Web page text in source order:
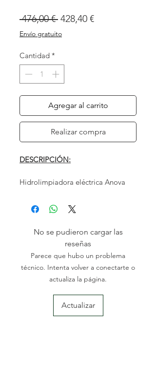
476,00 € Precio
428,40 €Precio
Envío gratuito
Cantidad *
Agregar al carrito
Realizar compra
DESCRIPCIÓN:
Hidrolimpiadora eléctrica Anova
CARACTERÍSTICAS:
▪ Potencia: 3 kW / 220 V
▪ Caudal: 8.7 L / min
▪ Presión de trabajo: 180 bar
▪ Motor inducción Total Stop
Protecc.Térmica
▪ Pistola presión de acero + lanza
▪ Culata de bomba en latón
▪ Boquilla regulable
No se pudieron cargar las
reseñas
Parece que hubo un problema
técnico. Intenta volver a conectarte o
actualiza la página.
Actualizar